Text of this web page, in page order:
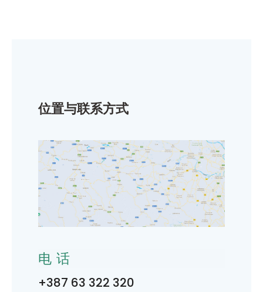
位置与联系方式
电话
+387 63 322 320